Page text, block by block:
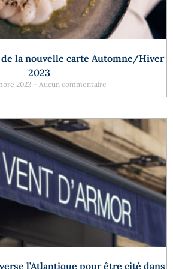
la nouvelle carte Automne/Hiver
2023
2023 Aucun commentaire
l’Atlantique pour être cité dans